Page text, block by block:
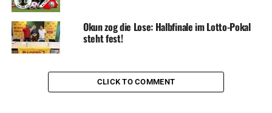
Okun zog die Lose: Halbfinale im Lotto-Pokal
steht fest!
CLICK TO COMMENT